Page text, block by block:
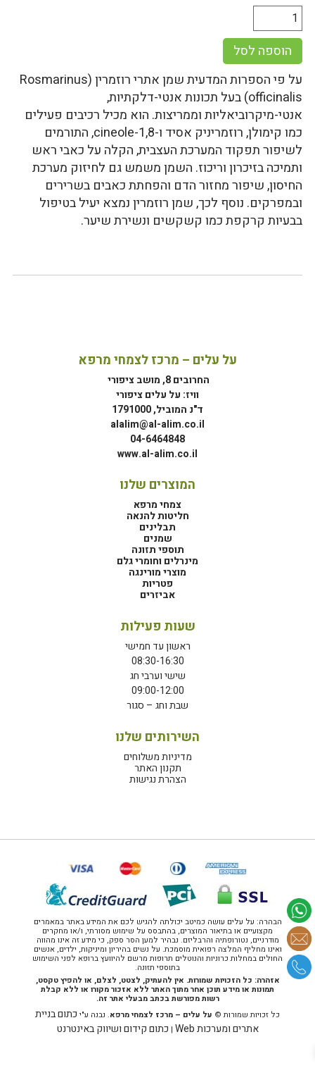
הוספה לסל
על פי הספרות המדעית שמן אתרי רוזמרין (Rosmarinus
officinalis) בעל תכונות אנטי-דלקתיות,
אנטי-מיקרוביאליות וממריצות. הוא מכיל רכיבים פעילים
כמו קימולן, רוזמריניק אסיד ו-1,8-cineole, התורמים
לשיפור תפקוד המערכת העצבית, הקלה על כאבי ראש
ותמיכה בזיכרון וריכוז. השמן משמש גם לחיזוק מערכת
החיסון, שיפור מחזור הדם והפחתת כאבים בשרירים
ובמפרקים. נוסף לכך, שמן רוזמרין נמצא יעיל בטיפול
בבעיות קרקפת כמו קשקשים ונשירת שיער.
על עלים – מרכז לצמחי מרפא
החרובים 8, מושב ציפורי
וויז: על עלים ציפורי
ד"נ המוביל, 1791000
alalim@al-alim.co.il
04-6464848
www.al-alim.co.il
המוצרים שלנו
צמחי מרפא
חליטות להנאה
תבלינים
שמנים
תוספי תזונה
מינרלים וחומרי גלם
מוצרי מורינגה
פטריות
אביזרים
שעות פעילות
ראשון עד חמישי
08:30-16:30
שישי וערבי חג
09:00-12:00
שבת וחג – סגור
השירותים שלנו
מדיניות משלוחים
תקנון האתר
הצהרת נגישות
הבהרה: על עלים עושה כמיטב יכולתה להגיש לכם את המידע באתר במאמרים
מקצועיים או בתיאור המוצרים, בהתבסס על שימוש מסורתי, ו/או מחקרים
מודרניים, נטורופתיה והרבליזם. נבהיר למען הסר ספק, כי מידע זה אינו מהווה
ואינו מחליף המלצה רפואית מוסמכת. על נשים בהיריון ומיניקות, ילדים, אנשים
החולים במחלות כרוניות והנוטלים תרופות מרשם להיוועץ ברופא לפני השימוש
בתוספי תזונה.
אזהרה: כל הזכויות שמורות. אין להעתיק, לצטט, לצלם, או להפיץ טקסט,
תמונות או מידע תוכן אחר מתוך האתר ללא אזכור מקורו או ללא קבלת
רשות מפורשת בכתב מבעלי אתר זה.
כל זכויות שמורות © על עלים – מרכז לצמחי מרפא. נבנה ע"יכתום בניית
אתרים ומערכות Web
| כתום קידום ושיווק באינטרנט